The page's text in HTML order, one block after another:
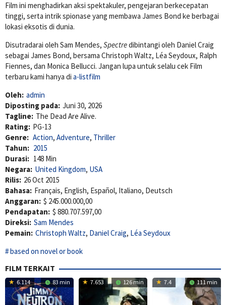
Film ini menghadirkan aksi spektakuler, pengejaran berkecepatan
tinggi, serta intrik spionase yang membawa James Bond ke berbagai
lokasi eksotis di dunia.
Disutradarai oleh Sam Mendes, Spectredibintangi oleh Daniel Craig
sebagai James Bond, bersama Christoph Waltz, Léa Seydoux, Ralph
Fiennes, dan Monica Bellucci. Jangan lupa untuk selalu cek Film
terbaru kami hanya di a-listfilm
Oleh: admin
Diposting pada: Juni 30, 2026
Tagline: The Dead Are Alive.
Rating: PG-13
Genre: Action, Adventure, Thriller
Tahun: 2015
Durasi: 148 Min
Negara: United Kingdom, USA
Rilis: 26 Oct 2015
Bahasa: Français, English, Español, Italiano, Deutsch
Anggaran: $ 245.000.000,00
Pendapatan: $ 880.707.597,00
Direksi: Sam Mendes
Pemain: Christoph Waltz, Daniel Craig, Léa Seydoux
based on novel or book
FILM TERKAIT
6.114 83 min 7.653 126 min 7.4 111 min